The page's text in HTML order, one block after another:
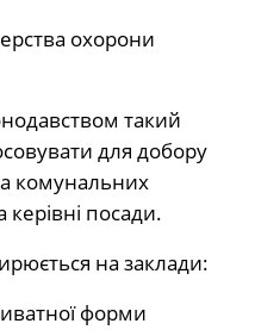
охорони
такий
для добору
комунальних
посади.
на заклади:
форми